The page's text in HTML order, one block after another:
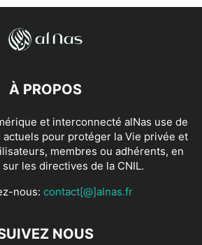
À PROPOS
et interconnecté alNas use de
pour protéger la Vie privée et
membres ou adhérents, en
sur les directives de la CNIL.
nous: contact[@]alnas.fr
NOUS